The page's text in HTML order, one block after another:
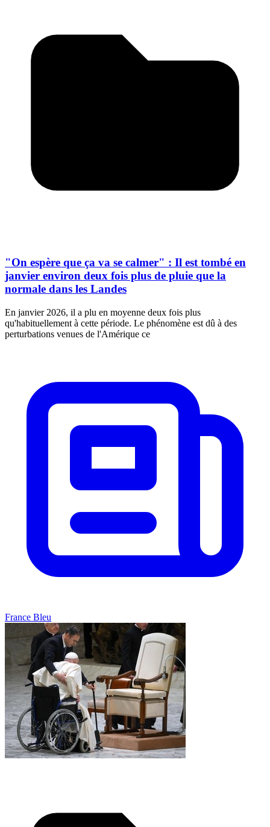
"On espère que ça va se calmer" : Il est tombé en
janvier environ deux fois plus de pluie que la
normale dans les Landes
En janvier 2026, il a plu en moyenne deux fois plus
qu'habituellement à cette période. Le phénomène est dû à des
perturbations venues de l'Amérique ce
France Bleu